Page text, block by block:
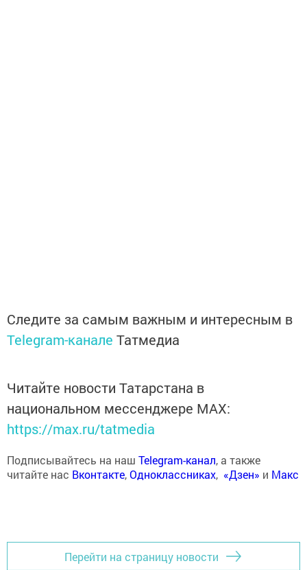
Следите за самым важным и интересным в
Telegram-канале Татмедиа
Читайте новости Татарстана в
национальном мессенджере MАХ:
https://max.ru/tatmedia
Подписывайтесь на наш Telegram-канал, а также
читайте нас Вконтакте,Одноклассниках, «Дзен» и Макс
Перейти на страницу новости